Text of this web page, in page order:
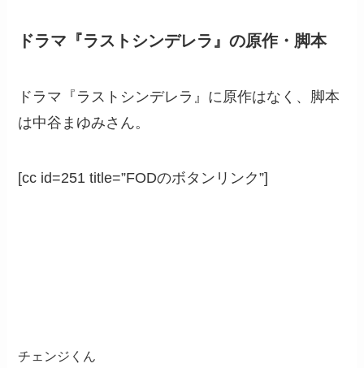
ドラマ『ラストシンデレラ』の原作・脚本
ドラマ『ラストシンデレラ』に原作はなく、脚本
は中谷まゆみさん。
[cc id=251 title=”FODのボタンリンク”]
チェンジくん